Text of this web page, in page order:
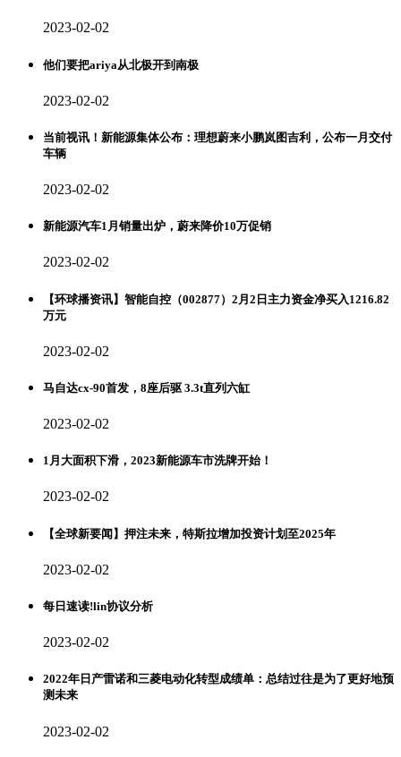
2023-02-02
他们要把ariya从北极开到南极
2023-02-02
当前视讯！新能源集体公布：理想蔚来小鹏岚图吉利，公布一月交付
车辆
2023-02-02
新能源汽车1月销量出炉，蔚来降价10万促销
2023-02-02
【环球播资讯】智能自控（002877）2月2日主力资金净买入1216.82
万元
2023-02-02
马自达cx-90首发，8座后驱 3.3t直列六缸
2023-02-02
1月大面积下滑，2023新能源车市洗牌开始！
2023-02-02
【全球新要闻】押注未来，特斯拉增加投资计划至2025年
2023-02-02
每日速读!lin协议分析
2023-02-02
2022年日产雷诺和三菱电动化转型成绩单：总结过往是为了更好地预
测未来
2023-02-02